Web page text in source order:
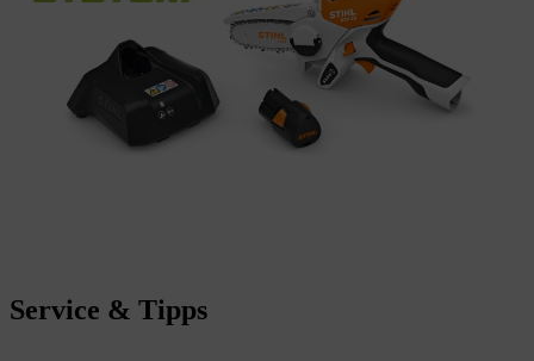
Service & Tipps